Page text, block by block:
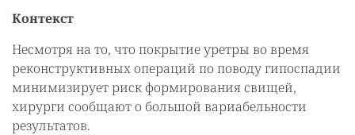
Контекст
Несмотря на то, что покрытие уретры во время
реконструктивных операций по поводу гипоспадии
минимизирует риск формирования свищей,
хирурги сообщают о большой вариабельности
результатов.